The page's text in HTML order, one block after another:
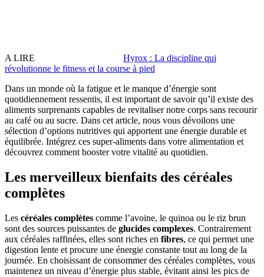
A LIRE
Hyrox : La discipline qui
révolutionne le fitness et la course à pied
Dans un monde où la fatigue et le manque d’énergie sont
quotidiennement ressentis, il est important de savoir qu’il existe des
aliments surprenants capables de revitaliser notre corps sans recourir
au café ou au sucre. Dans cet article, nous vous dévoilons une
sélection d’options nutritives qui apportent une énergie durable et
équilibrée. Intégrez ces super-aliments dans votre alimentation et
découvrez comment booster votre vitalité au quotidien.
Les merveilleux bienfaits des céréales
complètes
Les céréales complètes comme l’avoine, le quinoa ou le riz brun
sont des sources puissantes de glucides complexes. Contrairement
aux céréales raffinées, elles sont riches en fibres, ce qui permet une
digestion lente et procure une énergie constante tout au long de la
journée. En choisissant de consommer des céréales complètes, vous
maintenez un niveau d’énergie plus stable, évitant ainsi les pics de